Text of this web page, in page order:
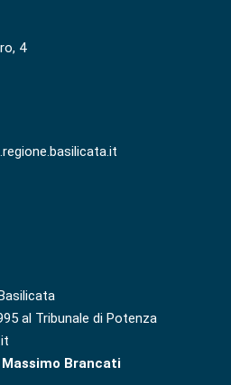
4
al Tribunale di Potenza
Massimo Brancati